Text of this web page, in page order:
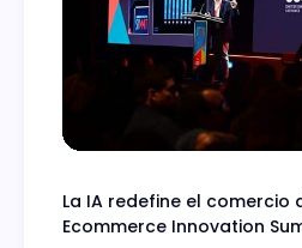
La IA redefine el comercio
Ecommerce Innovation